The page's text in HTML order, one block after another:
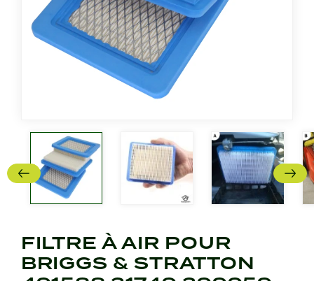
FILTRE À AIR POUR
BRIGGS & STRATTON